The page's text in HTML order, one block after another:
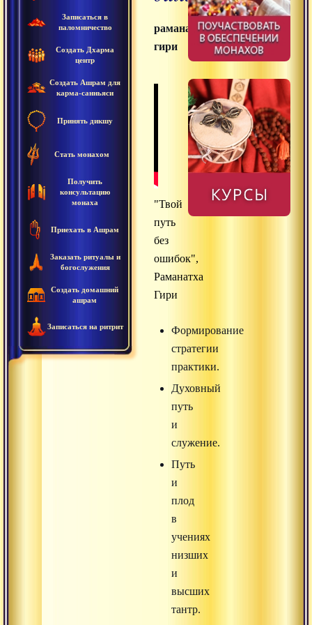
Записаться в
паломничество
Создать Дхарма
центр
Создать Ашрам для
карма-санньяси
Принять дикшу
Стать монахом
Получить
консультацию
монаха
Приехать в Ашрам
Заказать ритуалы и
богослужения
Создать домашний
ашрам
Записаться на ритрит
раманатха
гири
"Твой
путь
без
ошибок",
Раманатха
Гири
Формирование
стратегии
практики.
Духовный
путь
и
служение.
Путь
и
плод
в
учениях
низших
и
высших
тантр.